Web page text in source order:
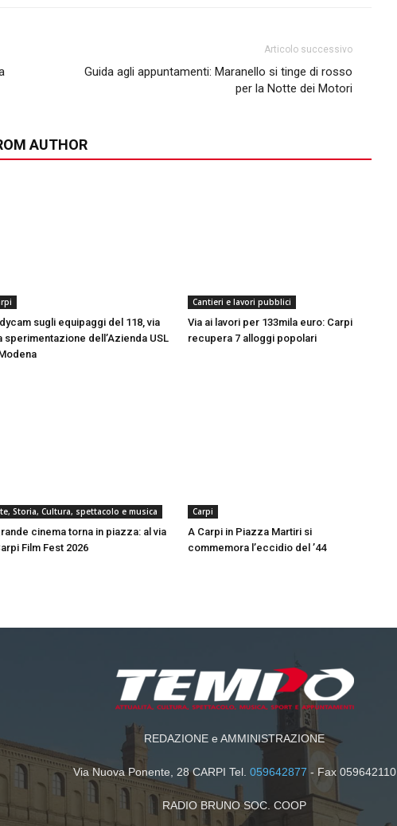
Articolo successivo
Guida agli appuntamenti: Maranello si tinge di rosso
per la Notte dei Motori
AUTHOR
sugli equipaggi del 118, via
sperimentazione dell’Azienda USL
Cantieri e lavori pubblici
Via ai lavori per 133mila euro: Carpi
recupera 7 alloggi popolari
Storia, Cultura, spettacolo e musica
cinema torna in piazza: al via
Film Fest 2026
Carpi
A Carpi in Piazza Martiri si
commemora l’eccidio del ’44
REDAZIONE e AMMINISTRAZIONE
Via Nuova Ponente, 28 CARPI Tel. 059642877 - Fax 059642110
RADIO BRUNO SOC. COOP